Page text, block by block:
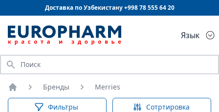
Доставка по Узбекистану +99878 555 64 20
Язык
Искать
Главная
Бренды Merries
Фильтры Сотртировка